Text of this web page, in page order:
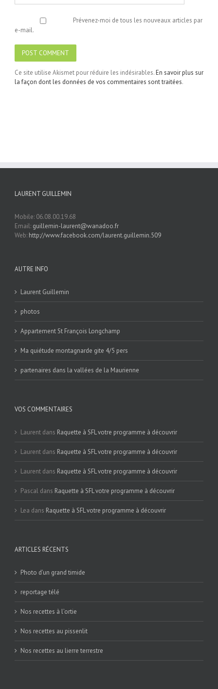
Prévenez-moi de tous les nouveaux articles par
e-mail.
Ce site utilise Akismet pour réduire les indésirables.En savoir plus sur
la façon dont les données de vos commentaires sont traitées.
LAURENT GUILLEMIN
Mobile: 06.08.00.19.68
Email: guillemin-laurent@wanadoo.fr
Web: http://www.facebook.com/laurent.guillemin.509
AUTRE INFO
Laurent Guillemin
photos
Appartement St François Longchamp
Ma quiétude montagnarde gite 4/5 pers
partenaires dans la vallées de la Maurienne
VOS COMMENTAIRES
Laurent dans Raquette à SFL votre programme à découvrir
Laurent dans Raquette à SFL votre programme à découvrir
Laurent dans Raquette à SFL votre programme à découvrir
Pascal dans Raquette à SFL votre programme à découvrir
Lea dans Raquette à SFL votre programme à découvrir
ARTICLES RÉCENTS
Photo d’un grand timide
reportage télé
Nos recettes à l’ortie
Nos recettes au pissenlit
Nos recettes au lierre terrestre